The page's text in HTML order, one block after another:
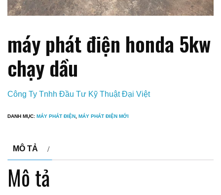
máy phát điện honda 5kw
chạy dầu
Công Ty Tnhh Đầu Tư Kỹ Thuật Đại Việt
DANH MỤC: MÁY PHÁT ĐIỆN, MÁY PHÁT ĐIỆN MỚI
MÔ TẢ
Mô tả